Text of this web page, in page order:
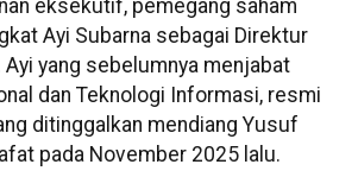
eksekutif, pemegang saham
Ayi Subarna sebagai Direktur
Ayi yang sebelumnya menjabat
dan Teknologi Informasi, resmi
ditinggalkan mendiang Yusuf
pada November 2025 lalu.